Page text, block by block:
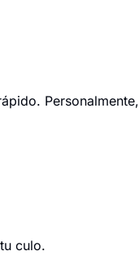
Personalmente,
culo.